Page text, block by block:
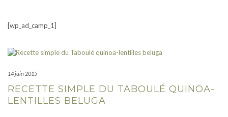
[wp_ad_camp_1]
14 juin 2015
RECETTE SIMPLE DU TABOULÉ QUINOA-
LENTILLES BELUGA